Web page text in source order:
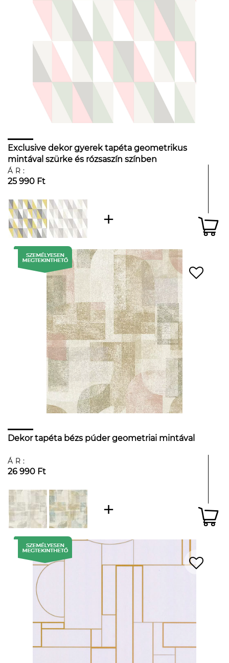
Exclusive dekor gyerek tapéta geometrikus
mintával szürke és rózsaszín színben
ÁR:
25 990 Ft
Dekor tapéta bézs púder geometriai mintával
ÁR:
26 990 Ft